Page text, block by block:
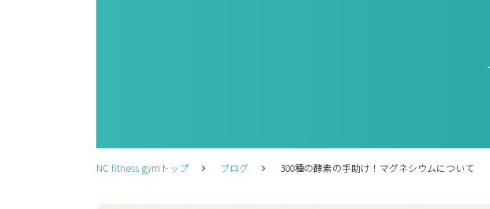
NC fitness gymトップ ブログ 300種の酵素の手助け！マグネシウムについて